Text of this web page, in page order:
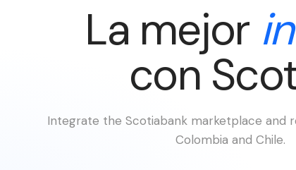
La mejor
con
Integrate the Scotiabank marketplace and
Colombia and Chile.